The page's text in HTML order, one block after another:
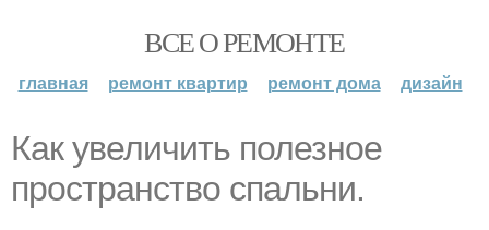
ВСЕ О РЕМОНТЕ
главная ремонт квартир ремонт дома дизайн
Как увеличить полезное
пространство спальни.